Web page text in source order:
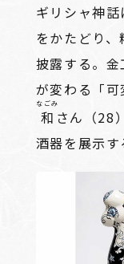
ギリシャ神話
をかたどり
披露する。
が変わる「
和
なごみ
さん（28
酒器を展示す